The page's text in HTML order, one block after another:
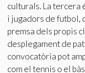
culturals. La tercera
i jugadors de futbol,
premsa dels propis
desplegament de
convocatòria pot
com el tennis o el